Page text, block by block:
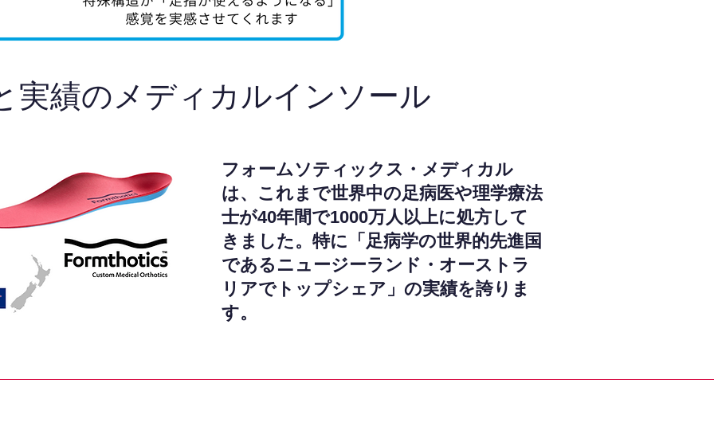
実績のメディカルインソール
フォームソティックス・メディカル
は、これまで世界中の足病医や理学療法
士が40年間で1000万人以上に処方して
きました。特に「足病学の世界的先進国
であるニュージーランド・オーストラ
リアでトップシェア」の実績を誇りま
す。